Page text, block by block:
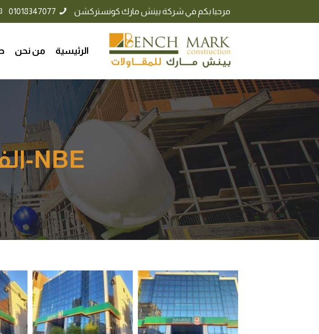
مرحبا بكم في شركة بينش مارك كونستركشن 01018347077
الرئيسية من نحن
NBE-الفيوم_ابشواي